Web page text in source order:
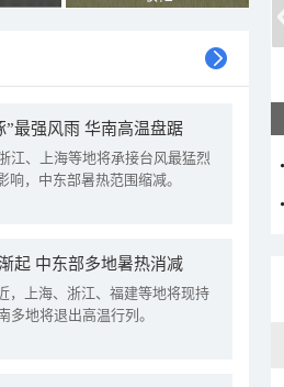
最强风雨 华南高温盘踞
江、上海等地将承接台风最猛烈
，中东部暑热范围缩减。
起 中东部多地暑热消减
，上海、浙江、福建等地将现持
多地将退出高温行列。